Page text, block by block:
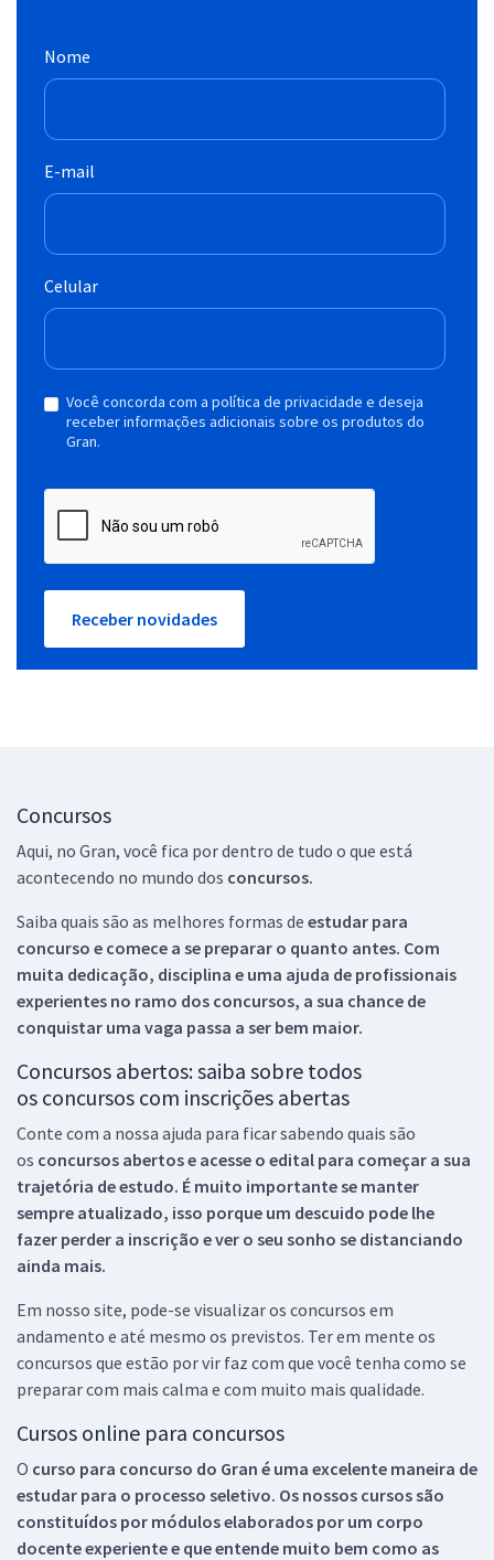
Nome
E-mail
Celular
Você concorda com a política de privacidade e deseja
receber informações adicionais sobre os produtos do
Gran.
Receber novidades
Concursos
Aqui, no Gran, você fica por dentro de tudo o que está
acontecendo no mundo dos concursos.
Saiba quais são as melhores formas de estudar para
concurso e comece a se preparar o quanto antes. Com
muita dedicação, disciplina e uma ajuda de profissionais
experientes no ramo dos concursos, a sua chance de
conquistar uma vaga passa a ser bem maior.
Concursos abertos: saiba sobre todos
os concursos com inscrições abertas
Conte com a nossa ajuda para ficar sabendo quais são
os concursos abertos e acesse o edital para começar a sua
trajetória de estudo. É muito importante se manter
sempre atualizado, isso porque um descuido pode lhe
fazer perder a inscrição e ver o seu sonho se distanciando
ainda mais.
Em nosso site, pode-se visualizar os concursos em
andamento e até mesmo os previstos. Ter em mente os
concursos que estão por vir faz com que você tenha como se
preparar com mais calma e com muito mais qualidade.
Cursos online para concursos
O curso para concurso do Gran é uma excelente maneira de
estudar para o processo seletivo. Os nossos cursos são
constituídos por módulos elaborados por um corpo
docente experiente e que entende muito bem como as